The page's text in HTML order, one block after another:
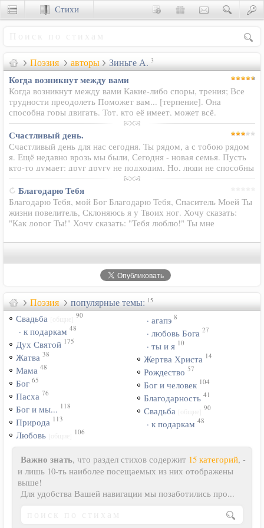
Поэзия авторы Зиньге А. 3
Когда возникнут между вами
Когда возникнут между вами Какие-либо споры, трения; Все
трудности преодолеть Поможет вам... [терпение]. Она
способна горы двигать. Тот, кто её имеет, может всё.
Возможно, ей невидимое видеть, Размером, может быть, с
горчичное зерно. И…
Счастливый день.
Счастливый день для нас сегодня. Ты рядом, а с тобою рядом
я. Ещё недавно врозь мы были, Сегодня - новая семья. Пусть
кто-то думает: друг другу не подходим, Но, люди не способны
проникать в сердца. Я помню, говорил ты в трудные минуты…
Благодарю Тебя
Благодарю Тебя, мой Бог Благодарю Тебя, Спаситель Моей Ты
жизни повелитель, Склоняюсь я у Твоих ног. Хочу сказать:
"Как дорог Ты!" Хочу сказать: "Тебя люблю!" Ты мне
Поэзия популярные темы: 15
Свадьба 90
· к подаркам 48
Дух Святой 175
Жатва 38
Мама 48
Бог 65
Пасха 76
Бог и мы... 118
Природа 113
Любовь 106
· агапэ 8
· любовь Бога 27
· ты и я 10
Жертва Христа 14
Рождество 57
Бог и человек 104
Благодарность 41
Свадьба 90
· к подаркам 48
Важно знать, что раздел стихов содержит 15 категорий, -
и лишь 10-ть наиболее посещаемых из них отображены
выше!
Для удобства Вашей навигации мы позаботились про...
Стихи